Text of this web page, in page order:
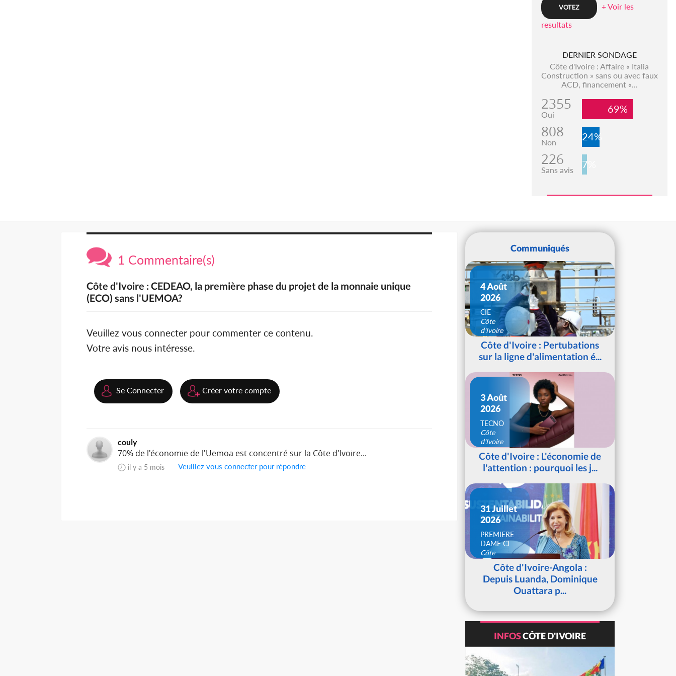
+ Voir les
resultats
DERNIER SONDAGE
Côte d'Ivoire : Affaire « Italia
Construction » sans ou avec faux
ACD, financement «...
2355
Oui 69%
808
Non 24%
226
Sans avis 7%
1 Commentaire(s)
Côte d'Ivoire : CEDEAO, la première phase du projet de la monnaie unique
(ECO) sans l'UEMOA?
Veuillez vous connecter pour commenter ce contenu.
Votre avis nous intéresse.
Se Connecter Créer votre compte
couly
70% de l'économie de l'Uemoa est concentré sur la Côte d'Ivoire...
il y a 5 mois Veuillez vous connecter pour répondre
Communiqués
4 Août
2026
CIE
Côte
d'Ivoire
Côte d'Ivoire : Pertubations
sur la ligne d'alimentation é...
3 Août
2026
TECNO
Côte
d'Ivoire
Côte d'Ivoire : L'économie de
l'attention : pourquoi les j...
31 Juillet
2026
PREMIERE
DAME CI
Côte
d'IvoireCôte d'Ivoire-Angola :
Depuis Luanda, Dominique
Ouattara p...
INFOSCÔTE D'IVOIRE